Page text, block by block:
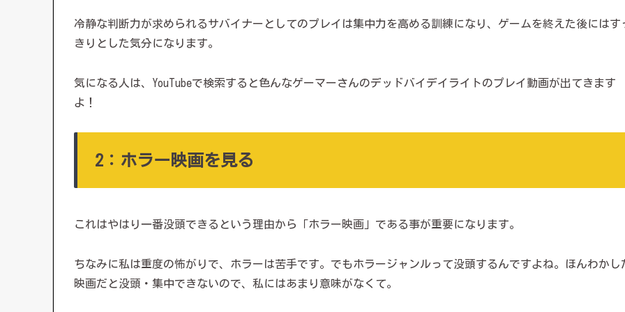
冷静な判断力が求められるサバイナーとしてのプレイは集中力を高める訓練になり、ゲームを終えた後にはす
きりとした気分になります。
気になる人は、YouTubeで検索すると色んなゲーマーさんのデッドバイデイライトのプレイ動画が出てきます
よ！
2：ホラー映画を見る
これはやはり一番没頭できるという理由から「ホラー映画」である事が重要になります。
ちなみに私は重度の怖がりで、ホラーは苦手です。でもホラージャンルって没頭するんですよね。ほんわかし
映画だと没頭・集中できないので、私にはあまり意味がなくて。